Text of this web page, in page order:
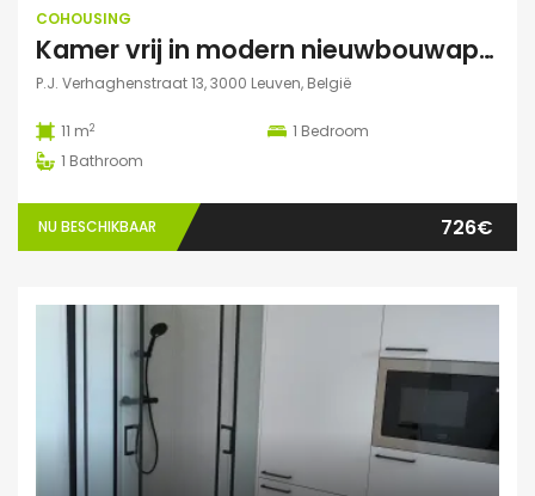
COHOUSING
Kamer vrij in modern nieuwbouwappartement Leuven
P.J. Verhaghenstraat 13, 3000 Leuven, België
11 m2 1 Bedroom
1 Bathroom
NU BESCHIKBAAR 726€